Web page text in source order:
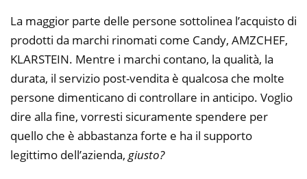
La maggior parte delle persone sottolinea l’acquisto di
prodotti da marchi rinomati come Candy, AMZCHEF,
KLARSTEIN. Mentre i marchi contano, la qualità, la
durata, il servizio post-vendita è qualcosa che molte
persone dimenticano di controllare in anticipo. Voglio
dire alla fine, vorresti sicuramente spendere per
quello che è abbastanza forte e ha il supporto
legittimo dell’azienda, giusto?